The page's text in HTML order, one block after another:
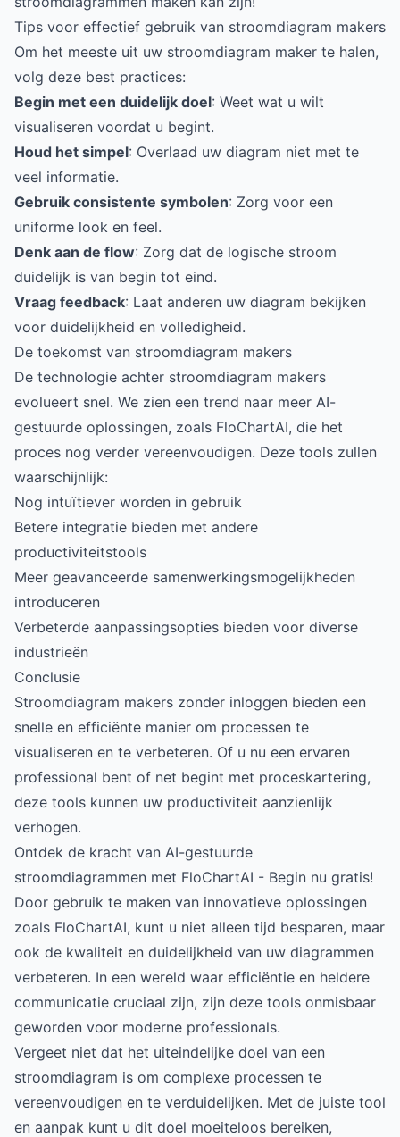
Tips voor effectief gebruik van stroomdiagram makers
Om het meeste uit uw stroomdiagram maker te halen,
volg deze best practices:
Begin met een duidelijk doel: Weet wat u wilt
visualiseren voordat u begint.
Houd het simpel: Overlaad uw diagram niet met te
veel informatie.
Gebruik consistente symbolen: Zorg voor een
uniforme look en feel.
Denk aan de flow: Zorg dat de logische stroom
duidelijk is van begin tot eind.
Vraag feedback: Laat anderen uw diagram bekijken
voor duidelijkheid en volledigheid.
De toekomst van stroomdiagram makers
De technologie achter stroomdiagram makers
evolueert snel. We zien een trend naar meer AI-
gestuurde oplossingen, zoals FloChartAI, die het
proces nog verder vereenvoudigen. Deze tools zullen
waarschijnlijk:
Nog intuïtiever worden in gebruik
Betere integratie bieden met andere
productiviteitstools
Meer geavanceerde samenwerkingsmogelijkheden
introduceren
Verbeterde aanpassingsopties bieden voor diverse
industrieën
Conclusie
Stroomdiagram makers zonder inloggen bieden een
snelle en efficiënte manier om processen te
visualiseren en te verbeteren. Of u nu een ervaren
professional bent of net begint met proceskartering,
deze tools kunnen uw productiviteit aanzienlijk
verhogen.
Ontdek de kracht van AI-gestuurde
stroomdiagrammen met FloChartAI - Begin nu gratis!
Door gebruik te maken van innovatieve oplossingen
zoals FloChartAI, kunt u niet alleen tijd besparen, maar
ook de kwaliteit en duidelijkheid van uw diagrammen
verbeteren. In een wereld waar efficiëntie en heldere
communicatie cruciaal zijn, zijn deze tools onmisbaar
geworden voor moderne professionals.
Vergeet niet dat het uiteindelijke doel van een
stroomdiagram is om complexe processen te
vereenvoudigen en te verduidelijken. Met de juiste tool
en aanpak kunt u dit doel moeiteloos bereiken,